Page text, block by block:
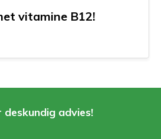
vitamine B12!
advies!